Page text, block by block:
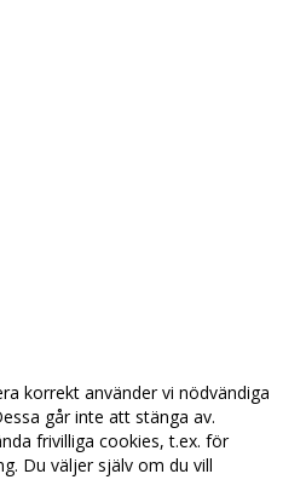
korrekt använder vi nödvändiga
går inte att stänga av.
frivilliga cookies, t.ex. för
Du väljer själv om du vill